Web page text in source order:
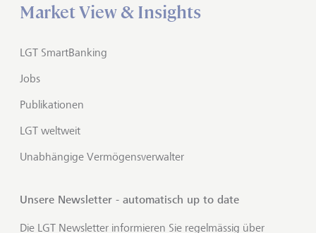
Market View & Insights
LGT SmartBanking
Jobs
Publikationen
LGT weltweit
Unabhängige Vermögensverwalter
Unsere Newsletter - automatisch up to date
Die LGT Newsletter informieren Sie regelmässig über